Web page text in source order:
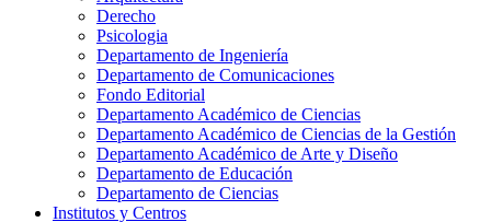
Derecho
Psicologia
Departamento de Ingeniería
Departamento de Comunicaciones
Fondo Editorial
Departamento Académico de Ciencias
Departamento Académico de Ciencias de la Gestión
Departamento Académico de Arte y Diseño
Departamento de Educación
Departamento de Ciencias
Institutos y Centros